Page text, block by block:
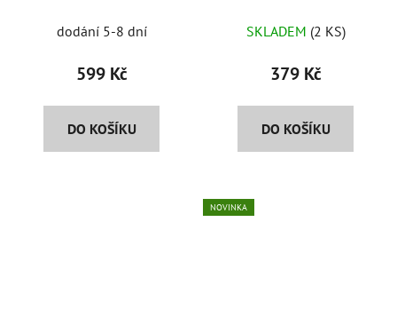
dodání 5-8 dní
599 Kč
DO KOŠÍKU
SKLADEM (2 KS)
379 Kč
DO KOŠÍKU
NOVINKA